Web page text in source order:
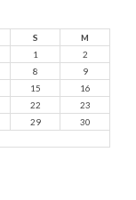
S
M
1
2
8
9
15
16
22
23
29
30